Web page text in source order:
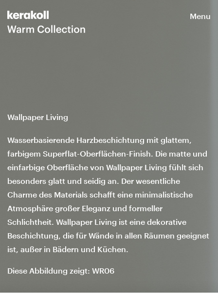
Menu
Wallpaper Living
Wasserbasierende Harzbeschichtung mit glattem,
farbigem Superflat-Oberflächen-Finish. Die matte und
einfarbige Oberfläche von Wallpaper Living fühlt sich
besonders glatt und seidig an. Der wesentliche
Charme des Materials schafft eine minimalistische
Atmosphäre großer Eleganz und formeller
Schlichtheit. Wallpaper Living ist eine dekorative
Beschichtung, die für Wände in allen Räumen geeignet
ist, außer in Bädern und Küchen.
Diese Abbildung zeigt: WR06